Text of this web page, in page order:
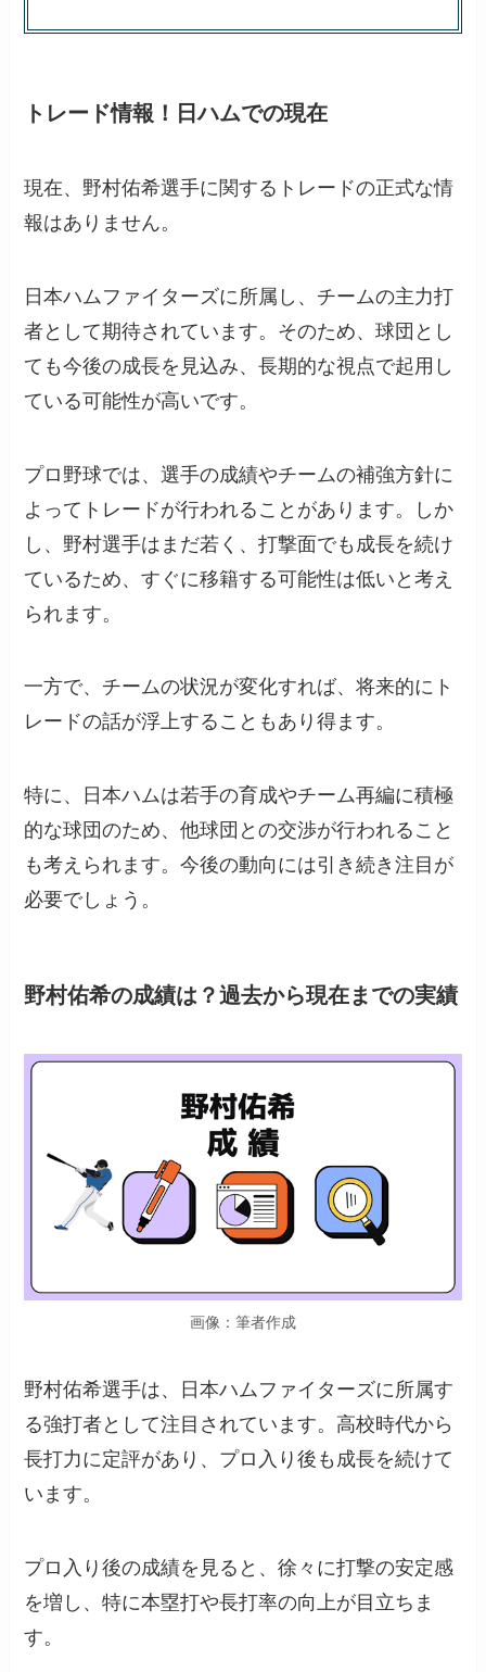
トレード情報！日ハムでの現在
現在、野村佑希選手に関するトレードの正式な情
報はありません。
日本ハムファイターズに所属し、チームの主力打
者として期待されています。そのため、球団とし
ても今後の成長を見込み、長期的な視点で起用し
ている可能性が高いです。
プロ野球では、選手の成績やチームの補強方針に
よってトレードが行われることがあります。しか
し、野村選手はまだ若く、打撃面でも成長を続け
ているため、すぐに移籍する可能性は低いと考え
られます。
一方で、チームの状況が変化すれば、将来的にト
レードの話が浮上することもあり得ます。
特に、日本ハムは若手の育成やチーム再編に積極
的な球団のため、他球団との交渉が行われること
も考えられます。今後の動向には引き続き注目が
必要でしょう。
野村佑希の成績は？過去から現在までの実績
画像：筆者作成
野村佑希選手は、日本ハムファイターズに所属す
る強打者として注目されています。高校時代から
長打力に定評があり、プロ入り後も成長を続けて
います。
プロ入り後の成績を見ると、徐々に打撃の安定感
を増し、特に本塁打や長打率の向上が目立ちま
す。